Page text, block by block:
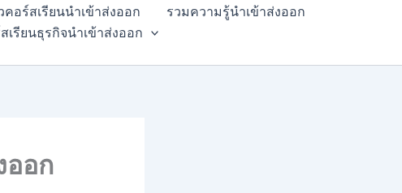
คอร์สเรียนนำเข้าส่งออก
รวมความรู้นำเข้าส่งออก
เรียนธุรกิจนำเข้าส่งออก
ออก